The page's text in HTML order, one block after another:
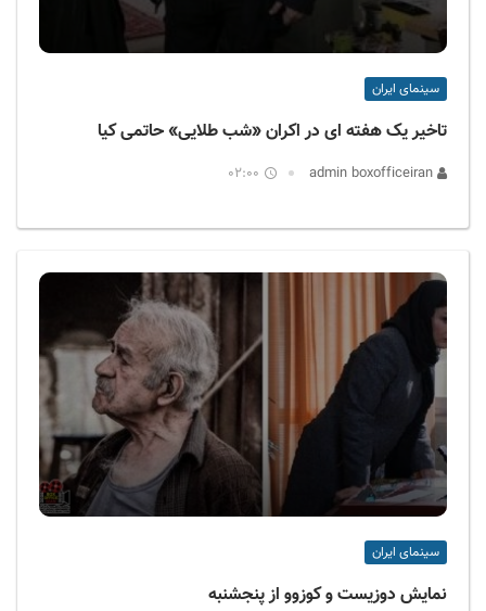
سینمای ایران
تاخیر یک هفته ای در اکران «شب طلایی» حاتمی کیا
02:00
سینمای ایران
نمایش دوزیست و کوزوو از پنجشنبه